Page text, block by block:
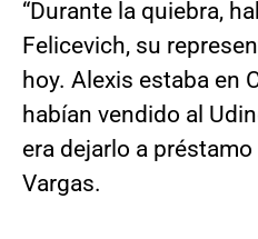
“Durante la quiebra,
Felicevich, su
hoy. Alexis estaba en
habían vendido al
era dejarlo a préstamo
Vargas.